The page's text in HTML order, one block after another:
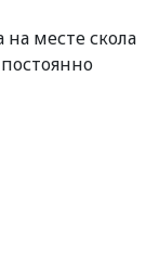
месте скола